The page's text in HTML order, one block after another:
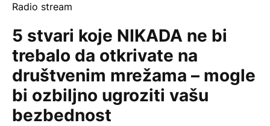
Radio stream
5 stvari koje NIKADA ne bi
trebalo da otkrivate na
društvenim mrežama – mogle
bi ozbiljno ugroziti vašu
bezbednost